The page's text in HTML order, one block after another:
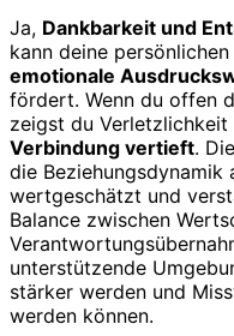
Ja, Dankbarkeit und
kann deine
emotionale
fördert. Wenn du offen
zeigst du
Verbindung vertieft.
die Beziehungsdynamik
wertgeschätzt und
Balance zwischen
unterstützende
stärker werden und
werden können.